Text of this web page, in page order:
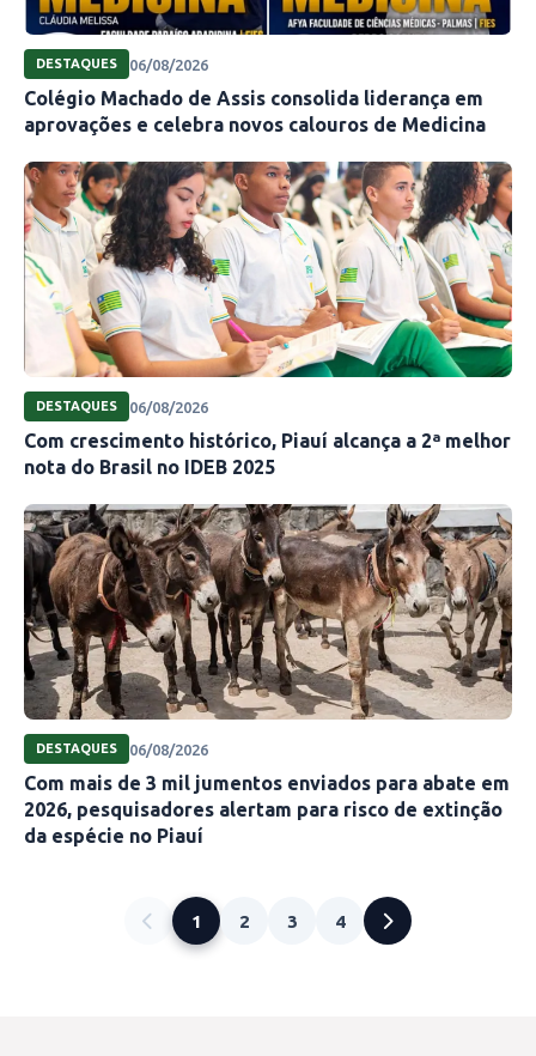
DESTAQUES 06/08/2026
Colégio Machado de Assis consolida liderança em
aprovações e celebra novos calouros de Medicina
DESTAQUES 06/08/2026
Com crescimento histórico, Piauí alcança a 2ª melhor
nota do Brasil no IDEB 2025
DESTAQUES 06/08/2026
Com mais de 3 mil jumentos enviados para abate em
2026, pesquisadores alertam para risco de extinção
da espécie no Piauí
1 2 3 4